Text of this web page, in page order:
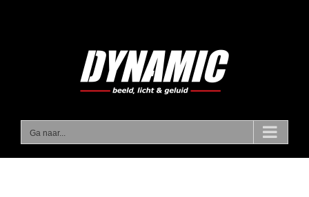
Ga naar...